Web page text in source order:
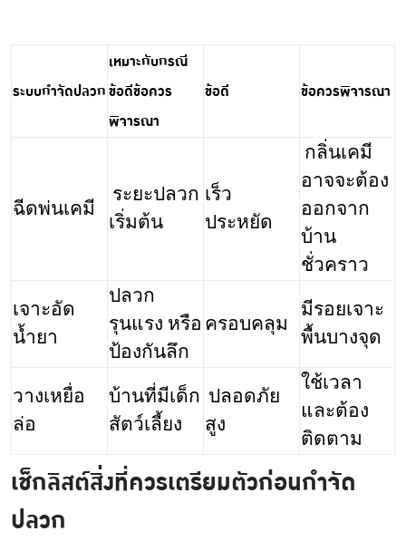
ระบบกำจัดปลวก
เหมาะกับกรณี
ข้อดีข้อควร
พิจารณา
ข้อดี ข้อควรพิจารณา
ฉีดพ่นเคมี
ระยะปลวก
เริ่มต้น
เร็ว
ประหยัด
กลิ่นเคมี
อาจจะต้อง
ออกจาก
บ้าน
ชั่วคราว
เจาะอัด
น้ำยา
ปลวก
รุนแรง หรือ
ป้องกันลึก
ครอบคลุม
มีรอยเจาะ
พื้นบางจุด
วางเหยื่อ
ล่อ
บ้านที่มีเด็ก
สัตว์เลี้ยง
ปลอดภัย
สูง
ใช้เวลา
และต้อง
ติดตาม
เช็กลิสต์สิ่งที่ควรเตรียมตัวก่อนกำจัด
ปลวก